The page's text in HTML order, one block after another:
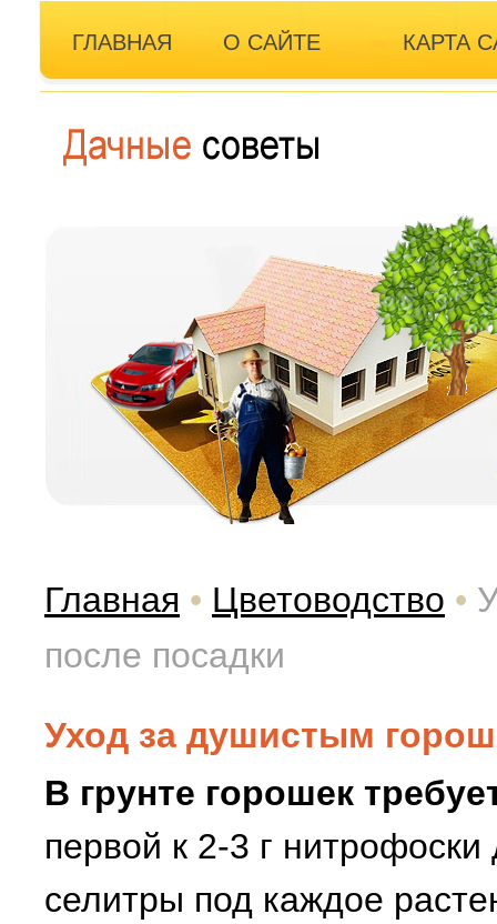
ГЛАВНАЯ О САЙТЕ КАРТА
Главная • Цветоводство •
после посадки
Уход за душистым
В грунте горошек
первой к 2-3 г
селитры под каждое